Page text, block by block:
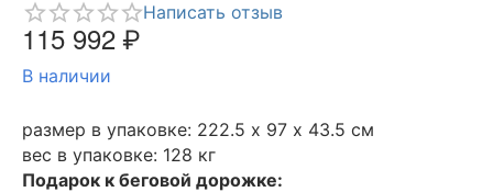
Написать отзыв
115 992₽
В наличии
размер в упаковке: 222.5 х 97 х 43.5 см
вес в упаковке: 128 кг
Подарок к беговой дорожке: